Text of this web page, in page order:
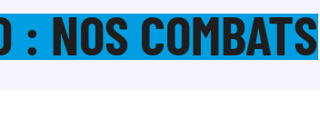
: NOS COMBATS